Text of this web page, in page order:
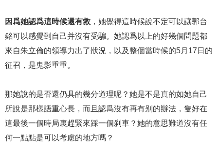
因爲她認爲這時候還有救 ，她覺得這時候說不定可以讓郭台
銘可以感覺到自己并沒有受騙。她認爲以上的好幾個問題都
來自朱立倫的領導力出了狀況，以及整個當時候的5月17日的
征召，是鬼影重重。
那她說的是否還仍具的幾分道理呢？她是不是真的如她自己
所說是那樣語重心長，而且認爲沒有再有别的辦法，隻好在
這最後一個時局裏趕緊來踩一個刹車？她的意思難道沒有任
何一點點是可以考慮的地方嗎？